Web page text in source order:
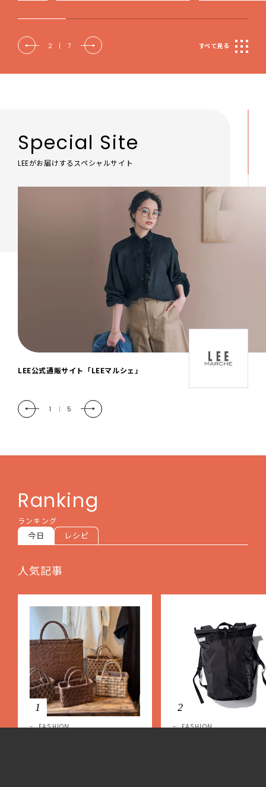
2 | 7 すべて見る
Special Site
LEEがお届けするスペシャルサイト
「LEE DAYS」本物志向にときめく。大人カ
2 | 5
Ranking
ランキング
今日 レシピ
人気記事
1
FASHION
2
FASHION